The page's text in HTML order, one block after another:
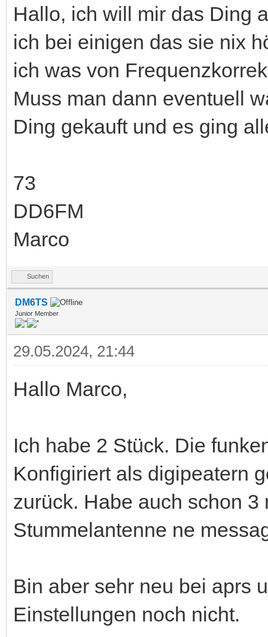
Hallo, ich will mir das Ding
ich bei einigen das sie nix
ich was von
Muss man dann eventuell
Ding gekauft und es ging
73
DD6FM
Marco
Suchen
DM6TS
Junior Member
29.05.2024, 21:44
Hallo Marco,
Ich habe 2 Stück. Die
Konfigiriert als digipeatern
zurück. Habe auch schon 3
Stummelantenne ne
Bin aber sehr neu bei aprs
Einstellungen noch nicht.